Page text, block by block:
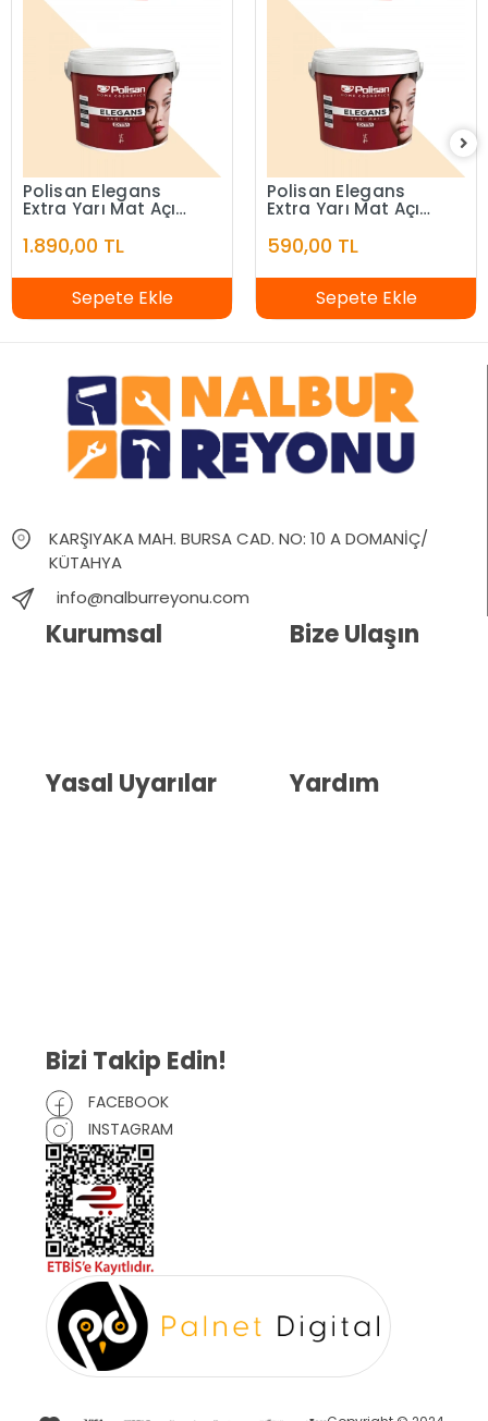
Polisan Elegans
Extra Yarı Mat Açık
1.890,00 TL
Sepete Ekle
Polisan Elegans
Extra Yarı Mat Açık
590,00 TL
Sepete Ekle
KARŞIYAKA MAH. BURSA CAD. NO: 10 A DOMANİÇ/
KÜTAHYA
info@nalburreyonu.com
Kurumsal
Yasal Uyarılar
Bize Ulaşın
Yardım
Bizi Takip Edin!
FACEBOOK
INSTAGRAM